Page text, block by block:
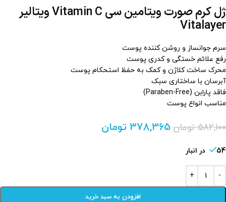
ژل کرم صورت ویتامین سی Vitamin C ویتالیر
Vitalayer
سرم جوانساز و روشن کننده پوست
رفع علائم خستگی و کدری پوست
محرک ساخت کلاژن و کمک به حفظ استحکام پوست
آبرسان با ساختاری سبک
فاقد پارابن (Paraben-Free)
مناسب انواع پوست
582,100 تومان 378,365 تومان
54 در انبار
افزودن به سبد خرید